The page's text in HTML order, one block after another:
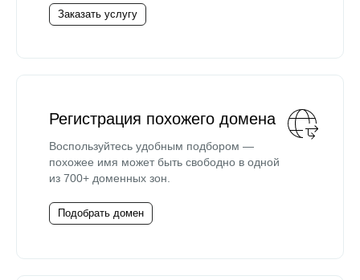
Заказать услугу
Регистрация похожего домена
Воспользуйтесь удобным подбором —
похожее имя может быть свободно в одной
из 700+ доменных зон.
Подобрать домен